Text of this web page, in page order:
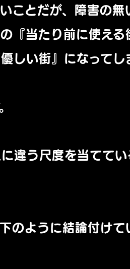
ことだが、
障害の無
『当たり前に使える
優しい街』になってし
違う尺度を当ててい
のように結論付けて